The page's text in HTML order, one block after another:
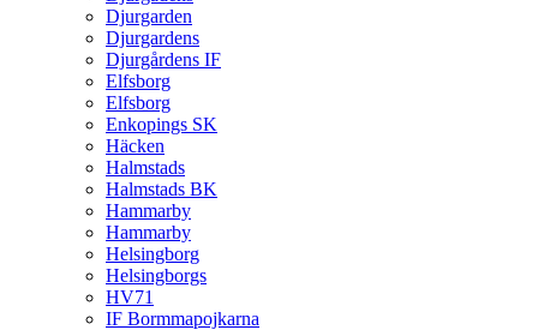
Djurgarden
Djurgardens
Djurgårdens IF
Elfsborg
Elfsborg
Enkopings SK
Häcken
Halmstads
Halmstads BK
Hammarby
Hammarby
Helsingborg
Helsingborgs
HV71
IF Bormmapojkarna